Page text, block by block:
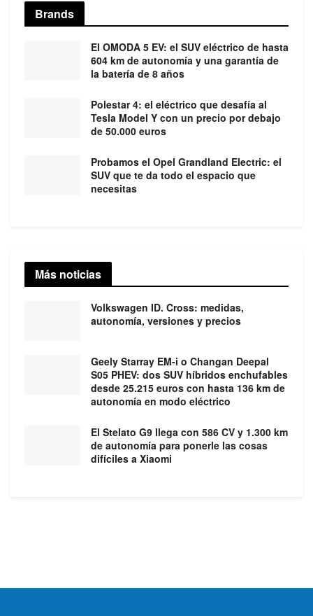
Brands
El OMODA 5 EV: el SUV eléctrico de hasta
604 km de autonomía y una garantía de
la batería de 8 años
Polestar 4: el eléctrico que desafía al
Tesla Model Y con un precio por debajo
de 50.000 euros
Probamos el Opel Grandland Electric: el
SUV que te da todo el espacio que
necesitas
Más noticias
Volkswagen ID. Cross: medidas,
autonomía, versiones y precios
Geely Starray EM-i o Changan Deepal
S05 PHEV: dos SUV híbridos enchufables
desde 25.215 euros con hasta 136 km de
autonomía en modo eléctrico
El Stelato G9 llega con 586 CV y 1.300 km
de autonomía para ponerle las cosas
difíciles a Xiaomi